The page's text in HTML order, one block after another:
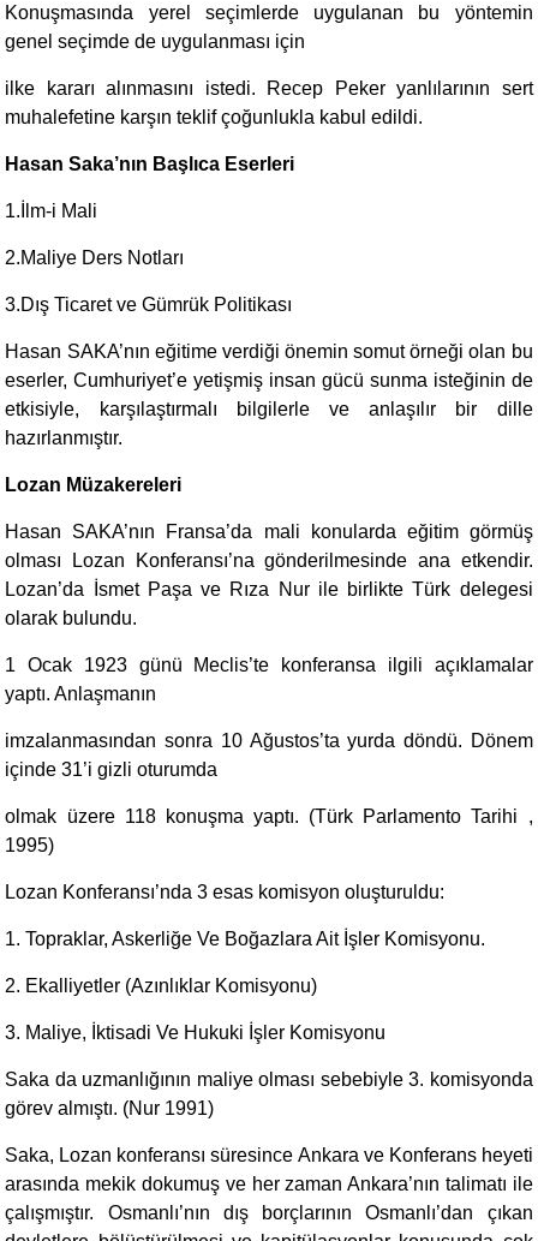
Konuşmasında yerel seçimlerde uygulanan bu yöntemin
genel seçimde de uygulanması için
ilke kararı alınmasını istedi. Recep Peker yanlılarının sert
muhalefetine karşın teklif çoğunlukla kabul edildi.
Hasan Saka’nın Başlıca Eserleri
1.İlm-i Mali
2.Maliye Ders Notları
3.Dış Ticaret ve Gümrük Politikası
Hasan SAKA’nın eğitime verdiği önemin somut örneği olan bu
eserler, Cumhuriyet’e yetişmiş insan gücü sunma isteğinin de
etkisiyle, karşılaştırmalı bilgilerle ve anlaşılır bir dille
hazırlanmıştır.
Lozan Müzakereleri
Hasan SAKA’nın Fransa’da mali konularda eğitim görmüş
olması Lozan Konferansı’na gönderilmesinde ana etkendir.
Lozan’da İsmet Paşa ve Rıza Nur ile birlikte Türk delegesi
olarak bulundu.
1 Ocak 1923 günü Meclis’te konferansa ilgili açıklamalar
yaptı. Anlaşmanın
imzalanmasından sonra 10 Ağustos’ta yurda döndü. Dönem
içinde 31’i gizli oturumda
olmak üzere 118 konuşma yaptı. (Türk Parlamento Tarihi ,
1995)
Lozan Konferansı’nda 3 esas komisyon oluşturuldu:
1. Topraklar, Askerliğe Ve Boğazlara Ait İşler Komisyonu.
2. Ekalliyetler (Azınlıklar Komisyonu)
3. Maliye, İktisadi Ve Hukuki İşler Komisyonu
Saka da uzmanlığının maliye olması sebebiyle 3. komisyonda
görev almıştı. (Nur 1991)
Saka, Lozan konferansı süresince Ankara ve Konferans heyeti
arasında mekik dokumuş ve her zaman Ankara’nın talimatı ile
çalışmıştır. Osmanlı’nın dış borçlarının Osmanlı’dan çıkan